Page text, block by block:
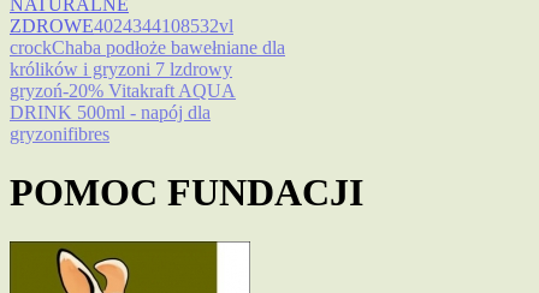
ZDROWE4024344108532vl
crockChaba podłoże bawełniane dla
królików i gryzoni 7 lzdrowy
gryzoń-20% Vitakraft AQUA
DRINK 500ml - napój dla
gryzonifibres
POMOC FUNDACJI